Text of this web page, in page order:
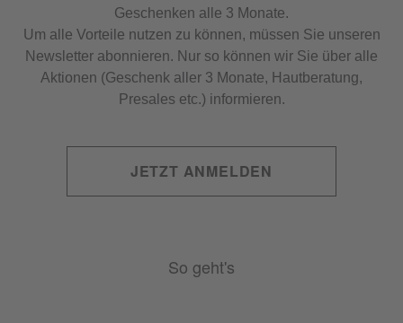
Geschenken alle 3 Monate.
Um alle Vorteile nutzen zu können, müssen Sie unseren
Newsletter abonnieren. Nur so können wir Sie über alle
Aktionen (Geschenk aller 3 Monate, Hautberatung,
Presales etc.) informieren.
JETZT ANMELDEN
So geht's